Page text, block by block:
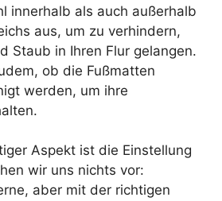
innerhalb als auch außerhalb
aus, um zu verhindern,
Staub in Ihren Flur gelangen.
ob die Fußmatten
werden, um ihre
Aspekt ist die Einstellung
wir uns nichts vor:
aber mit der richtigen